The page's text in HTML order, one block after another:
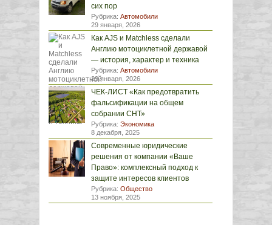
сих пор
Рубрика: Автомобили
29 января, 2026
Как AJS и Matchless сделали
Англию мотоциклетной державой
— история, характер и техника
Рубрика: Автомобили
29 января, 2026
ЧЕК-ЛИСТ «Как предотвратить
фальсификации на общем
собрании СНТ»
Рубрика: Экономика
8 декабря, 2025
Современные юридические
решения от компании «Ваше
Право»: комплексный подход к
защите интересов клиентов
Рубрика: Общество
13 ноября, 2025